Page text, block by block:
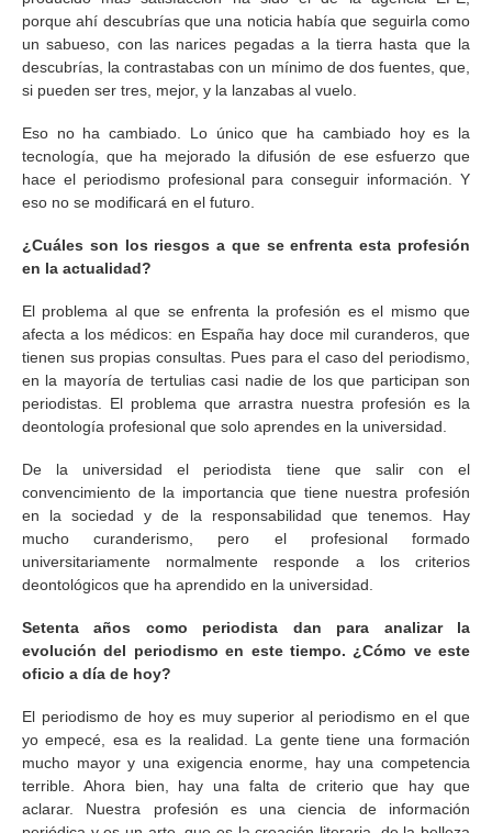
porque ahí descubrías que una noticia había que seguirla como
un sabueso, con las narices pegadas a la tierra hasta que la
descubrías, la contrastabas con un mínimo de dos fuentes, que,
si pueden ser tres, mejor, y la lanzabas al vuelo.
Eso no ha cambiado. Lo único que ha cambiado hoy es la
tecnología, que ha mejorado la difusión de ese esfuerzo que
hace el periodismo profesional para conseguir información. Y
eso no se modificará en el futuro.
¿Cuáles son los riesgos a que se enfrenta esta profesión
en la actualidad?
El problema al que se enfrenta la profesión es el mismo que
afecta a los médicos: en España hay doce mil curanderos, que
tienen sus propias consultas. Pues para el caso del periodismo,
en la mayoría de tertulias casi nadie de los que participan son
periodistas. El problema que arrastra nuestra profesión es la
deontología profesional que solo aprendes en la universidad.
De la universidad el periodista tiene que salir con el
convencimiento de la importancia que tiene nuestra profesión
en la sociedad y de la responsabilidad que tenemos. Hay
mucho curanderismo, pero el profesional formado
universitariamente normalmente responde a los criterios
deontológicos que ha aprendido en la universidad.
Setenta años como periodista dan para analizar la
evolución del periodismo en este tiempo. ¿Cómo ve este
oficio a día de hoy?
El periodismo de hoy es muy superior al periodismo en el que
yo empecé, esa es la realidad. La gente tiene una formación
mucho mayor y una exigencia enorme, hay una competencia
terrible. Ahora bien, hay una falta de criterio que hay que
aclarar. Nuestra profesión es una ciencia de información